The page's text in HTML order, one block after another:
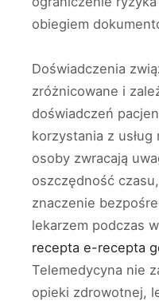
obiegiem
Doświadczenia
zróżnicowane i
doświadczeń
korzystania z
osoby zwracają
oszczędność
znaczenie
lekarzem podczas
recepta e-recepta
Telemedycyna nie
opieki zdrowotnej,